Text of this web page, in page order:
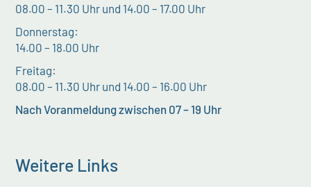
08.00 – 11.30 Uhr und 14.00 – 17.00 Uhr
Donnerstag:
14.00 – 18.00 Uhr
Freitag:
08.00 – 11.30 Uhr und 14.00 – 16.00 Uhr
Nach Voranmeldung zwischen 07 – 19 Uhr
Weitere Links